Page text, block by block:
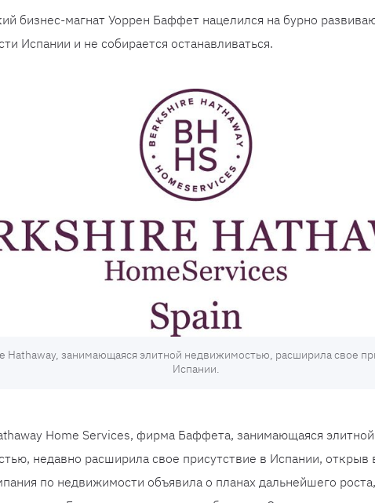
бизнес-магнат Уоррен Баффет нацелился на бурно
Испании и не собирается останавливаться.
Hathaway, занимающаяся элитной недвижимостью, расширила свое
Испании.
Home Services, фирма Баффета, занимающаяся элитной
недавно расширила свое присутствие в Испании, открыв
по недвижимости объявила о планах дальнейшего